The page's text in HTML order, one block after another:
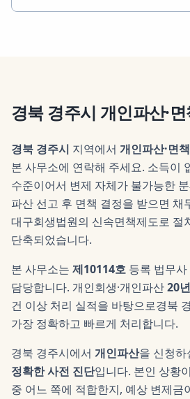
경북 경주시 개인파산·
경북 경주시 지역에서 개인파산·면책
본 사무소에 연락해 주세요. 소득이
수준이어서 변제 자체가 불가능한
파산 선고 후 면책 결정을 받으면 채
대구회생법원의 신속면책제도로 절
단축되었습니다.
본 사무소는 제10114호 등록 법무사
담당합니다. 개인회생·개인파산20
건 이상 처리 실적을 바탕으로경북
가장 정확하고 빠르게 처리합니다.
경북 경주시에서 개인파산을 신청하
정확한 사전 진단입니다. 본인 상황
중 어느 쪽에 적합한지, 예상 변제금